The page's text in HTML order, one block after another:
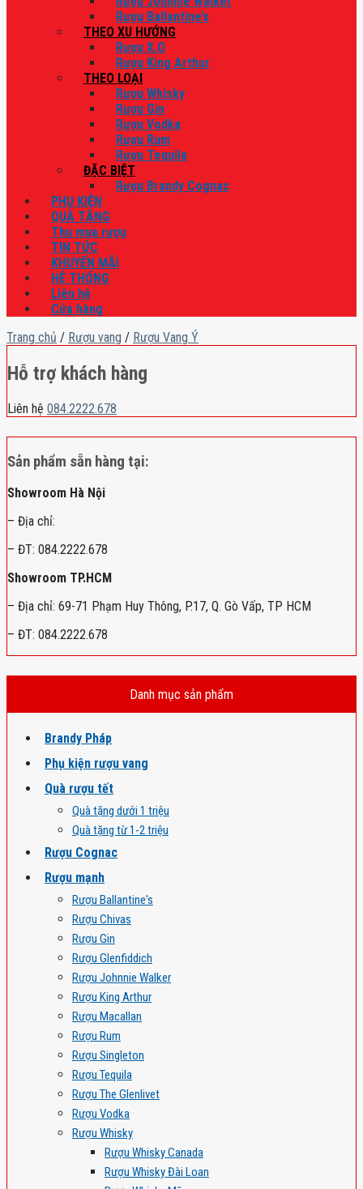
Rượu Ballantine’s
THEO XU HƯỚNG
Rượu X.O
Rượu King Arthur
THEO LOẠI
Rượu Whisky
Rượu Gin
Rượu Vodka
Rượu Rum
Rượu Tequila
ĐẶC BIỆT
Rượu Brandy Cognac
PHỤ KIỆN
QUÀ TẶNG
Thu mua rượu
TIN TỨC
KHUYẾN MÃI
HỆ THỐNG
Liên hệ
Cửa hàng
Trang chủ / Rượu vang / Rượu Vang Ý
Hỗ trợ khách hàng
Liên hệ 084.2222.678
Sản phẩm sẵn hàng tại:
Showroom Hà Nội
– Địa chỉ:
– ĐT: 084.2222.678
Showroom TP.HCM
– Địa chỉ: 69-71 Phạm Huy Thông, P.17, Q. Gò Vấp, TP HCM
– ĐT: 084.2222.678
Danh mục sản phẩm
Brandy Pháp
Phụ kiện rượu vang
Quà rượu tết
Quà tặng dưới 1 triệu
Quà tặng từ 1-2 triệu
Rượu Cognac
Rượu mạnh
Rượu Ballantine's
Rượu Chivas
Rượu Gin
Rượu Glenfiddich
Rượu Johnnie Walker
Rượu King Arthur
Rượu Macallan
Rượu Rum
Rượu Singleton
Rượu Tequila
Rượu The Glenlivet
Rượu Vodka
Rượu Whisky
Rượu Whisky Canada
Rượu Whisky Đài Loan